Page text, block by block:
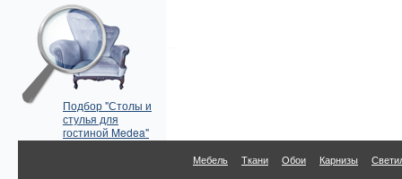
Подбор "Столы и
стулья для
гостиной Medea"
по параметрам
Мебель Ткани Обои Карнизы